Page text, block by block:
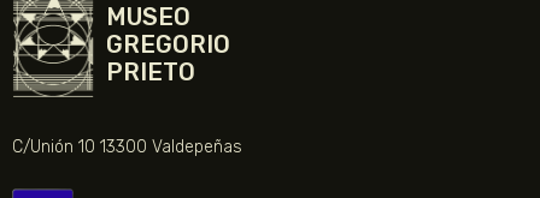
MUSEO
GREGORIO
PRIETO
C/Unión 10 13300 Valdepeñas